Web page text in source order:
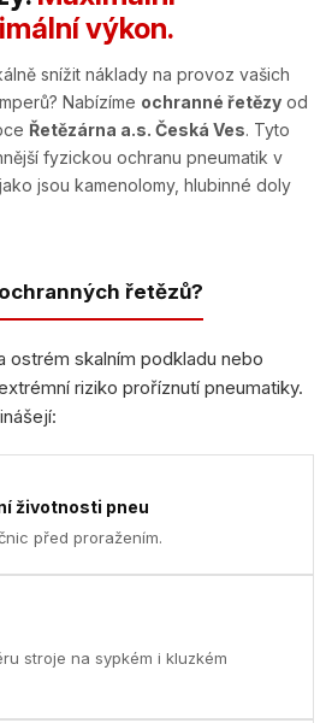
výkon.
snížit náklady na provoz vašich
Nabízíme ochranné řetězy od
Řetězárna a.s. Česká Ves. Tyto
fyzickou ochranu pneumatik v
jsou kamenolomy, hlubinné doly
řetězů?
ostrém skalním podkladu nebo
riziko proříznutí pneumatiky.
životnosti pneu
před proražením.
stroje na sypkém i kluzkém